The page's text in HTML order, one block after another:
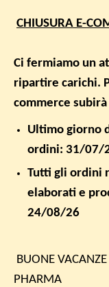
UNCATEGORIZED
SCOPRIAMO
CHIUSURA E-
Ci fermiamo un
ripartire carichi.
commerce
Ultimo giorno
ordini: 31/07/
Tutti gli ordini
elaborati e
24/08/26
BUONE
PHARMA